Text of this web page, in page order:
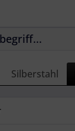
Silberstahl